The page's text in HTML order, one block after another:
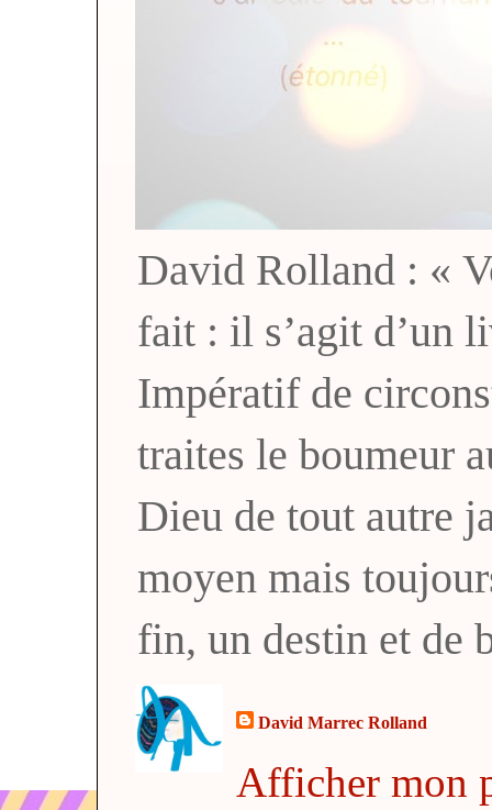
David Rolland : «
fait : il s’agit d’un
Impératif de
traites le boumeur
Dieu de tout autre
moyen mais
fin, un destin et de
David Marrec Rolland
Afficher mon